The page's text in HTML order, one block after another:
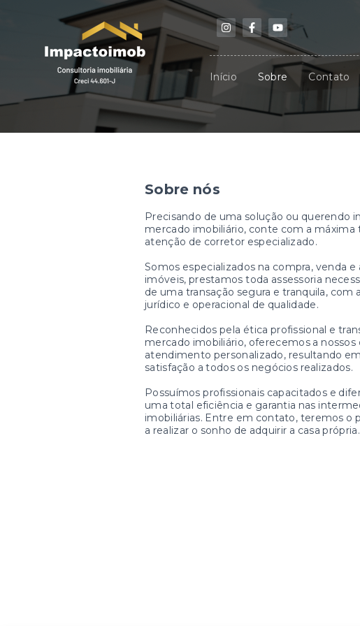
Início Sobre Contato
Sobre nós
Precisando de uma solução ou querendo
mercado imobiliário, conte com a máxima
atenção de corretor especializado.
Somos especializados na compra, venda e
imóveis, prestamos toda assessoria
de uma transação segura e tranquila,
jurídico e operacional de qualidade.
Reconhecidos pela ética profissional e
mercado imobiliário, oferecemos a nossos
atendimento personalizado, resultando
satisfação a todos os negócios realizados.
Possuímos profissionais capacitados e
uma total eficiência e garantia nas
imobiliárias. Entre em contato, teremos o
a realizar o sonho de adquirir a casa própria.